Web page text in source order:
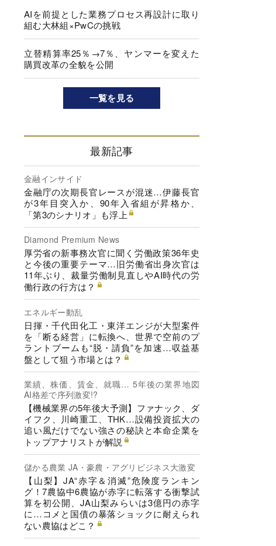
AIを前提とした業務プロセス再設計に取り
組む大林組×PwCの挑戦
立替精算率25％→7％、ヤンマーを変えた
購買改革の全貌を公開
一覧を見る
最新記事
金融インサイド
金融庁の次期長官レースが混迷…伊藤長官
が3年目突入か、90年入省組が昇格か、
「第3のシナリオ」も浮上
Diamond Premium News
厚労省の新事務次官に聞く労働政策36年史
と今後の重要テーマ…旧労働省出身次官は
11年ぶり、裁量労働制見直しやAI時代の労
働行政の行方は？
エネルギー動乱
日揮・千代田化工・東洋エンジが大型案件
を「断る経営」に転換へ、世界で空前のプ
ラントブームも“脱・請負”を加速…収益基
盤として狙う市場とは？
業績、株価、賃金、就職… 5年後の業界地図
AI格差で序列激変!?
【機械業界の5年後大予測】ファナック、ダ
イフク、川崎重工、THK…設備投資拡大の
追い風だけでない強さの秘訣と本命企業を
トップアナリストが解説
儲かる農業 JA・豪農・アグリビジネス大激変
【山梨】JA“赤字＆消滅”危険度ランキン
グ！7農協中6農協が赤字に転落する衝撃試
算を初公開、JA山梨みらいは3億円の赤字
に…コメと国債の暴落ショックに耐えられ
ない農協はどこ？